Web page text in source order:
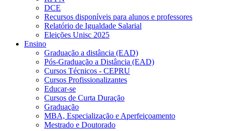
DCE
Recursos disponíveis para alunos e professores
Relatório de Igualdade Salarial
Eleições Unisc 2025
Ensino
Graduação a distância (EAD)
Pós-Graduação a Distância (EAD)
Cursos Técnicos - CEPRU
Cursos Profissionalizantes
Educar-se
Cursos de Curta Duração
Graduação
MBA, Especialização e Aperfeiçoamento
Mestrado e Doutorado